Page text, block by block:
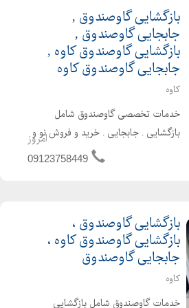
بازگشایی گاوصندوق ,
جابجایی گاوصندوق ,
بازگشایی گاوصندوق کاوه ,
جابجایی گاوصندوق کاوه
کاوه
خدمات تخصصی گاوصندوق شامل
بازگشایی . جابجایی . خرید و فروش نو و
دست دوم . نصب رمز . ارسال تلفنی .
امروز
09123758449
بازگشایی گاوصندوق ،
بازگشایی گاوصندوق کاوه ،
جابجایی گاوصندوق
کاوه
خدمات گاوصندوق شامل بازگشایی